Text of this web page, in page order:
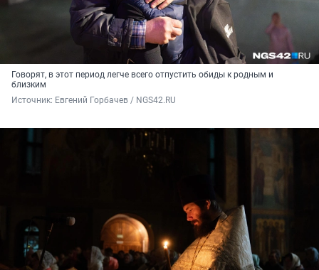
Говорят, в этот период легче всего отпустить обиды к родным и
близким
Источник: Евгений Горбачев / NGS42.RU